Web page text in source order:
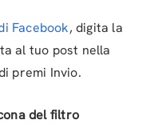
Facebook, digita la
al tuo post nella
premi Invio.
del filtro